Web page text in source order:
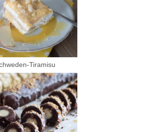
Tiramisu